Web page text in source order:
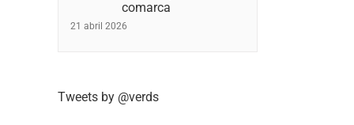
comarca
21 abril 2026
Tweets by @verds